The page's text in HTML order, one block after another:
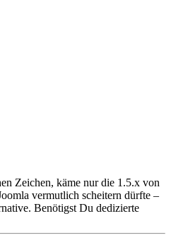
Zeichen, käme nur die 1.5.x von
vermutlich scheitern dürfte –
Benötigst Du dedizierte